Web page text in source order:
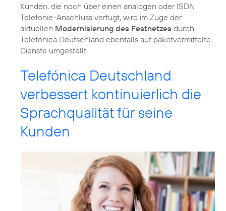
Kunden, die noch über einen analogen oder ISDN
Telefonie-Anschluss verfügt, wird im Zuge der
aktuellen Modernisierung des Festnetzes durch
Telefónica Deutschland ebenfalls auf paketvermittelte
Dienste umgestellt.
Telefónica Deutschland
verbessert kontinuierlich die
Sprachqualität für seine
Kunden